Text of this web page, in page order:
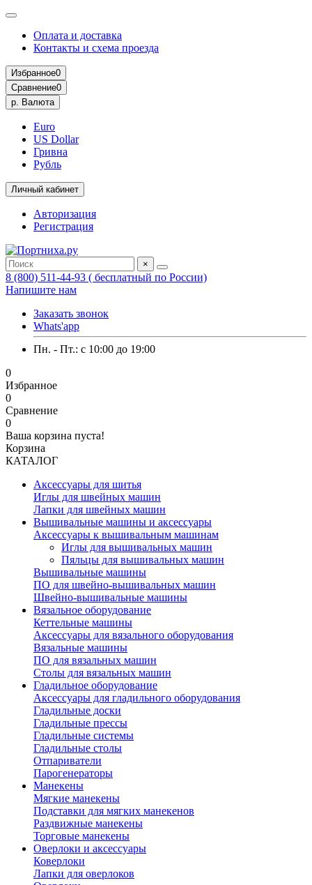
Оплата и доставка
Контакты и схема проезда
Избранное0
Сравнение0
р. Валюта
Euro
US Dollar
Гривна
Рубль
Личный кабинет
Авторизация
Регистрация
×
8 (800) 511-44-93 ( бесплатный по России)
Напишите нам
Заказать звонок
Whats'app
Пн. - Пт.: c 10:00 до 19:00
0
Избранное
0
Сравнение
0
Ваша корзина пуста!
Корзина
КАТАЛОГ
Аксессуары для шитья
Иглы для швейных машин
Лапки для швейных машин
Вышивальные машины и аксессуары
Аксессуары к вышивальным машинам
Иглы для вышивальных машин
Пяльцы для вышивальных машин
Вышивальные машины
ПО для швейно-вышивальных машин
Швейно-вышивальные машины
Вязальное оборудование
Кеттельные машины
Аксессуары для вязального оборудования
Вязальные машины
ПО для вязальных машин
Столы для вязальных машин
Гладильное оборудование
Аксессуары для гладильного оборудования
Гладильные доски
Гладильные прессы
Гладильные системы
Гладильные столы
Отпариватели
Парогенераторы
Манекены
Мягкие манекены
Подставки для мягких манекенов
Раздвижные манекены
Торговые манекены
Оверлоки и аксессуары
Коверлоки
Лапки для оверлоков